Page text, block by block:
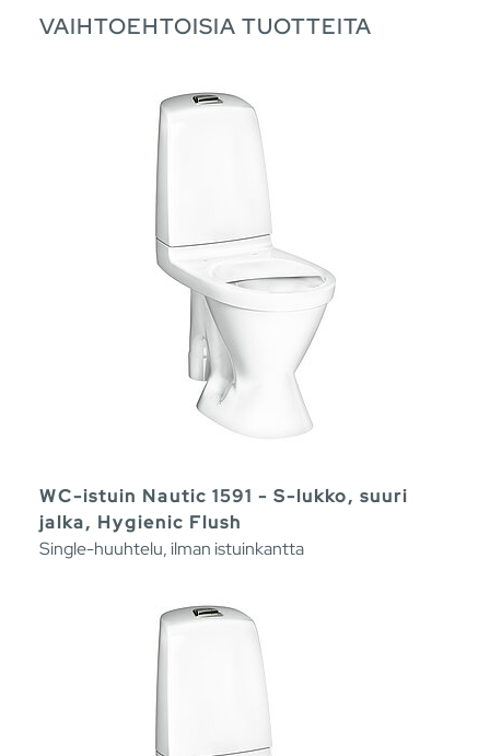
VAIHTOEHTOISIA TUOTTEITA
WC-istuin Nautic 1591 - S-lukko, suuri
jalka, Hygienic Flush
Single-huuhtelu, ilman istuinkantta